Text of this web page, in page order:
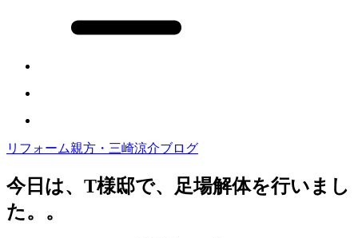
リフォーム親方・三崎涼介ブログ
今日は、T様邸で、足場解体を行いまし
た。。